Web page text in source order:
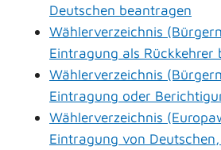
Deutschen beantragen
Wählerverzeichnis
Eintragung als Rückkehrer
Wählerverzeichnis
Eintragung oder
Wählerverzeichnis
Eintragung von